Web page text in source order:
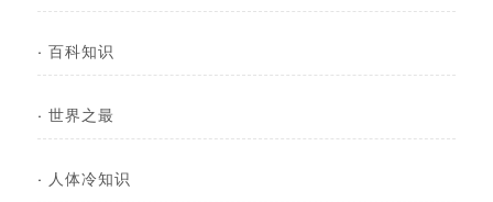
· 百科知识
· 世界之最
· 人体冷知识